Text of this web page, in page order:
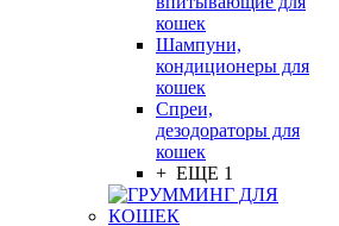
кошек
Шампуни,
кондиционеры для
кошек
Спреи,
дезодораторы для
кошек
+ ЕЩЕ 1